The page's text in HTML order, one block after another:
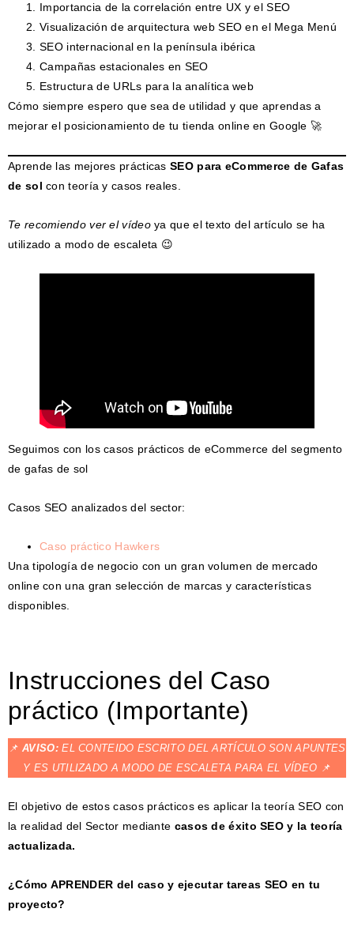
Importancia de la correlación entre UX y el SEO
Visualización de arquitectura web SEO en el Mega Menú
SEO internacional en la península ibérica
Campañas estacionales en SEO
Estructura de URLs para la analítica web
Cómo siempre espero que sea de utilidad y que aprendas a
mejorar el posicionamiento de tu tienda online en Google 🚀
Aprende las mejores prácticas SEO para eCommerce de Gafas
de sol con teoría y casos reales.
Te recomiendo ver el vídeoya que el texto del artículo se ha
utilizado a modo de escaleta 😉
Seguimos con los casos prácticos de eCommerce del segmento
de gafas de sol
Casos SEO analizados del sector:
Caso práctico Hawkers
Una tipología de negocio con un gran volumen de mercado
online con una gran selección de marcas y características
disponibles.
Instrucciones del Caso
práctico (Importante)
📌AVISO:EL CONTEIDO ESCRITO DEL ARTÍCULO SON APUNTES
Y ES UTILIZADO A MODO DE ESCALETA PARA EL VÍDEO 📌
El objetivo de estos casos prácticos es aplicar la teoría SEO con
la realidad del Sector mediante casos de éxito SEO y la teoría
actualizada.
¿Cómo APRENDER del caso y ejecutar tareas SEO en tu
proyecto?